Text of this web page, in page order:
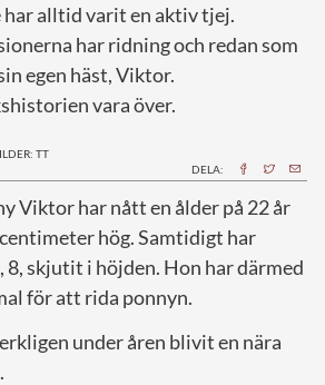
har alltid varit en aktiv tjej.
har ridning och redan som
egen häst, Viktor.
vara över.
TT
DELA:
Viktor har nått en ålder på 22 år
hög. Samtidigt har
8, skjutit i höjden. Hon har därmed
för att rida ponnyn.
under åren blivit en nära